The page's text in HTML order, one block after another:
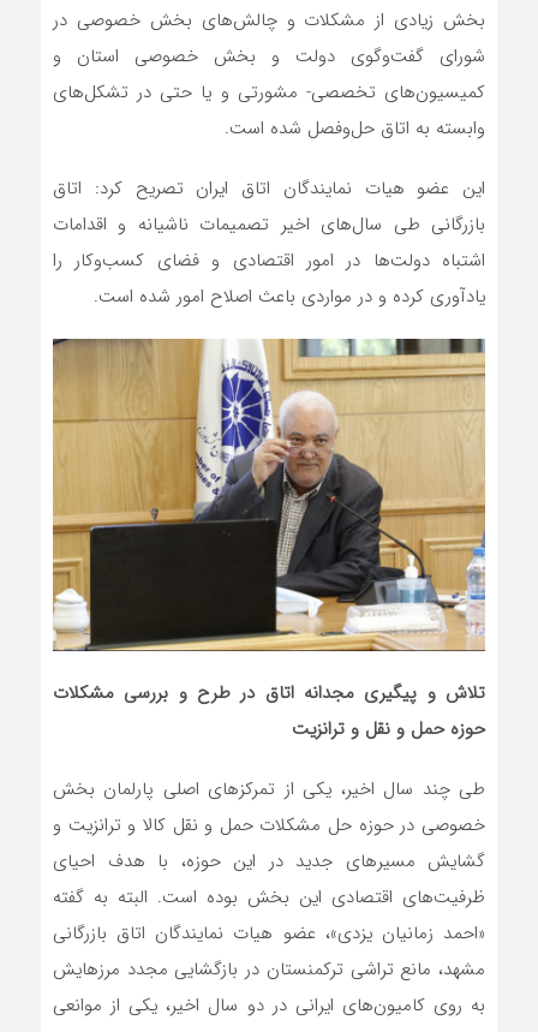
بخش زیادی از مشکلات و چالش‌های بخش خصوصی در
شورای گفت‌وگوی دولت و بخش خصوصی استان و
کمیسیون‌های تخصصی- مشورتی و یا حتی در تشکل‌های
وابسته به اتاق حل‌وفصل شده است.
این عضو هیات نمایندگان اتاق ایران تصریح کرد: اتاق
بازرگانی طی سال‌های اخیر تصمیمات ناشیانه و اقدامات
اشتباه دولت‌ها در امور اقتصادی و فضای کسب‌وکار را
یادآوری کرده و در مواردی باعث اصلاح امور شده است.
تلاش و پیگیری مجدانه اتاق در طرح و بررسی مشکلات
حوزه حمل و نقل و ترانزیت
طی چند سال اخیر، یکی از تمرکز‌های اصلی پارلمان بخش
خصوصی در حوزه حل مشکلات حمل و نقل کالا و ترانزیت و
گشایش مسیرهای جدید در این حوزه، با هدف احیای
ظرفیت‌های اقتصادی این بخش بوده است. البته به گفته
«احمد زمانیان یزدی»، عضو هیات نمایندگان اتاق بازرگانی
مشهد، مانع تراشی ترکمنستان در بازگشایی مجدد مرزهایش
به روی کامیون‌های ایرانی در دو سال اخیر، یکی از موانعی